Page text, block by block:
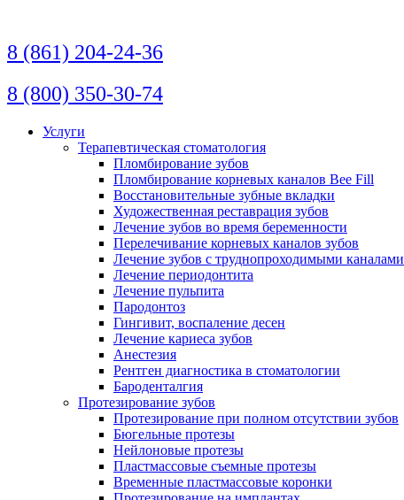
содержимому
8 (861) 204-24-36
8 (800) 350-30-74
Услуги
Терапевтическая стоматология
Пломбирование зубов
Пломбирование корневых каналов Bee Fill
Восстановительные зубные вкладки
Художественная реставрация зубов
Лечение зубов во время беременности
Перелечивание корневых каналов зубов
Лечение зубов с труднопроходимыми каналами
Лечение периодонтита
Лечение пульпита
Пародонтоз
Гингивит, воспаление десен
Лечение кариеса зубов
Анестезия
Рентген диагностика в стоматологии
Бароденталгия
Протезирование зубов
Протезирование при полном отсутствии зубов
Бюгельные протезы
Нейлоновые протезы
Пластмассовые съемные протезы
Временные пластмассовые коронки